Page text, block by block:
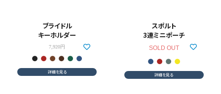
ブライドル
キーホルダー
7,920円
詳細を見る
スポルト
3連ミニポーチ
SOLD OUT
詳細を見る